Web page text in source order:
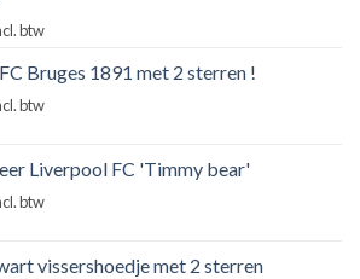
btw
Bruges 1891 met 2 sterren !
btw
Liverpool FC 'Timmy bear'
btw
vissershoedje met 2 sterren